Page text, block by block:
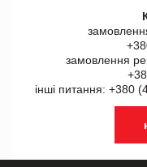
замовлення
інші питання: +380